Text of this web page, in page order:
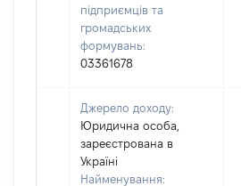
підприємців та
громадських
формувань:
03361678
Джерело доходу:
Юридична особа,
зареєстрована в
Україні
Найменування: